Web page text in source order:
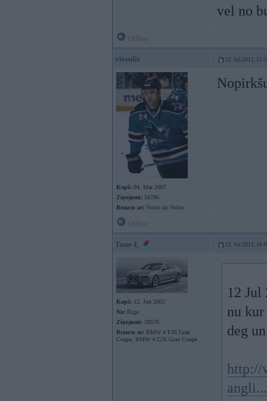
vel no
viesulis 12. Jul 2012,
Kopš: 04. Mar 2007
Ziņojumi: 16796
Braucu ar: Volvo un Volvo
Tune-L 12. Jul 2012,
Kopš: 12. Jun 2002
No: Rīga
Ziņojumi: 20578
Braucu ar: BMW 4 F36 Gran
Coupe, BMW 4 G26 Gran Coupe
12 Jul
nu
deg
http://